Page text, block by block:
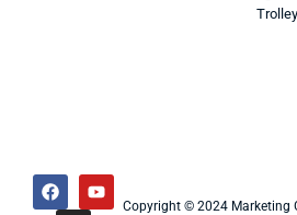
Copyright © 2024 Marketing